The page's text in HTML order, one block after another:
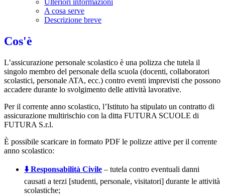
Ulteriori informazioni
A cosa serve
Descrizione breve
Cos'è
L’assicurazione personale scolastico è una polizza che tutela il
singolo membro del personale della scuola (docenti, collaboratori
scolastici, personale ATA, ecc.) contro eventi imprevisti che possono
accadere durante lo svolgimento delle attività lavorative.
Per il corrente anno scolastico, l’Istituto ha stipulato un contratto di
assicurazione multirischio con la ditta FUTURA SCUOLE di
FUTURA S.r.l.
È possibile scaricare in formato PDF le polizze attive per il corrente
anno scolastico:
⬇️ Responsabilità Civile – tutela contro eventuali danni
causati a terzi [studenti, personale, visitatori] durante le attività
scolastiche;